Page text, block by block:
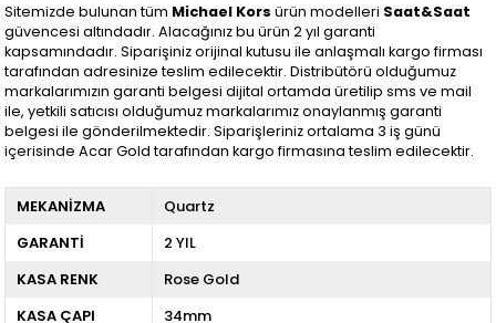
Sitemizde bulunan tüm Michael Kors ürün modelleri Saat&Saat
güvencesi altındadır. Alacağınız bu ürün 2 yıl garanti
kapsamındadır. Siparişiniz orijinal kutusu ile anlaşmalı kargo firması
tarafından adresinize teslim edilecektir. Distribütörü olduğumuz
markalarımızın garanti belgesi dijital ortamda üretilip sms ve mail
ile, yetkili satıcısı olduğumuz markalarımız onaylanmış garanti
belgesi ile gönderilmektedir. Siparişleriniz ortalama 3 iş günü
içerisinde Acar Gold tarafından kargo firmasına teslim edilecektir.
MEKANİZMA
Quartz
GARANTİ
2 YIL
KASA RENK
Rose Gold
KASA ÇAPI
34mm